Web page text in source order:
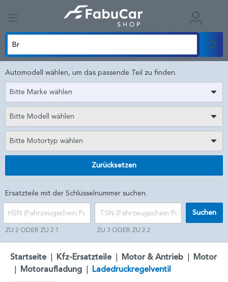
Automodell wählen, um das passende Teil zu finden.
Bitte Marke wählen
Bitte Modell wählen
Bitte Motortyp wählen
Zurücksetzen
Ersatzteile mit der Schlüsselnummer suchen.
ZU 2 ODER ZU 2.1 ZU 3 ODER ZU 2.2
Suchen
Startseite | Kfz-Ersatzteile | Motor & Antrieb | Motor
| Motoraufladung | Ladedruckregelventil